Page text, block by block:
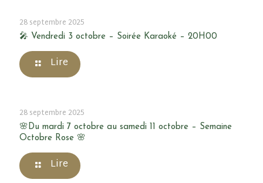
28 septembre 2025
🎤 Vendredi 3 octobre – Soirée Karaoké – 20H00
Lire
28 septembre 2025
🌸Du mardi 7 octobre au samedi 11 octobre – Semaine
Octobre Rose 🌸
Lire